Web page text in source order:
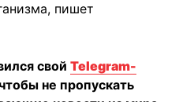
пишет
свой Telegram-
не пропускать